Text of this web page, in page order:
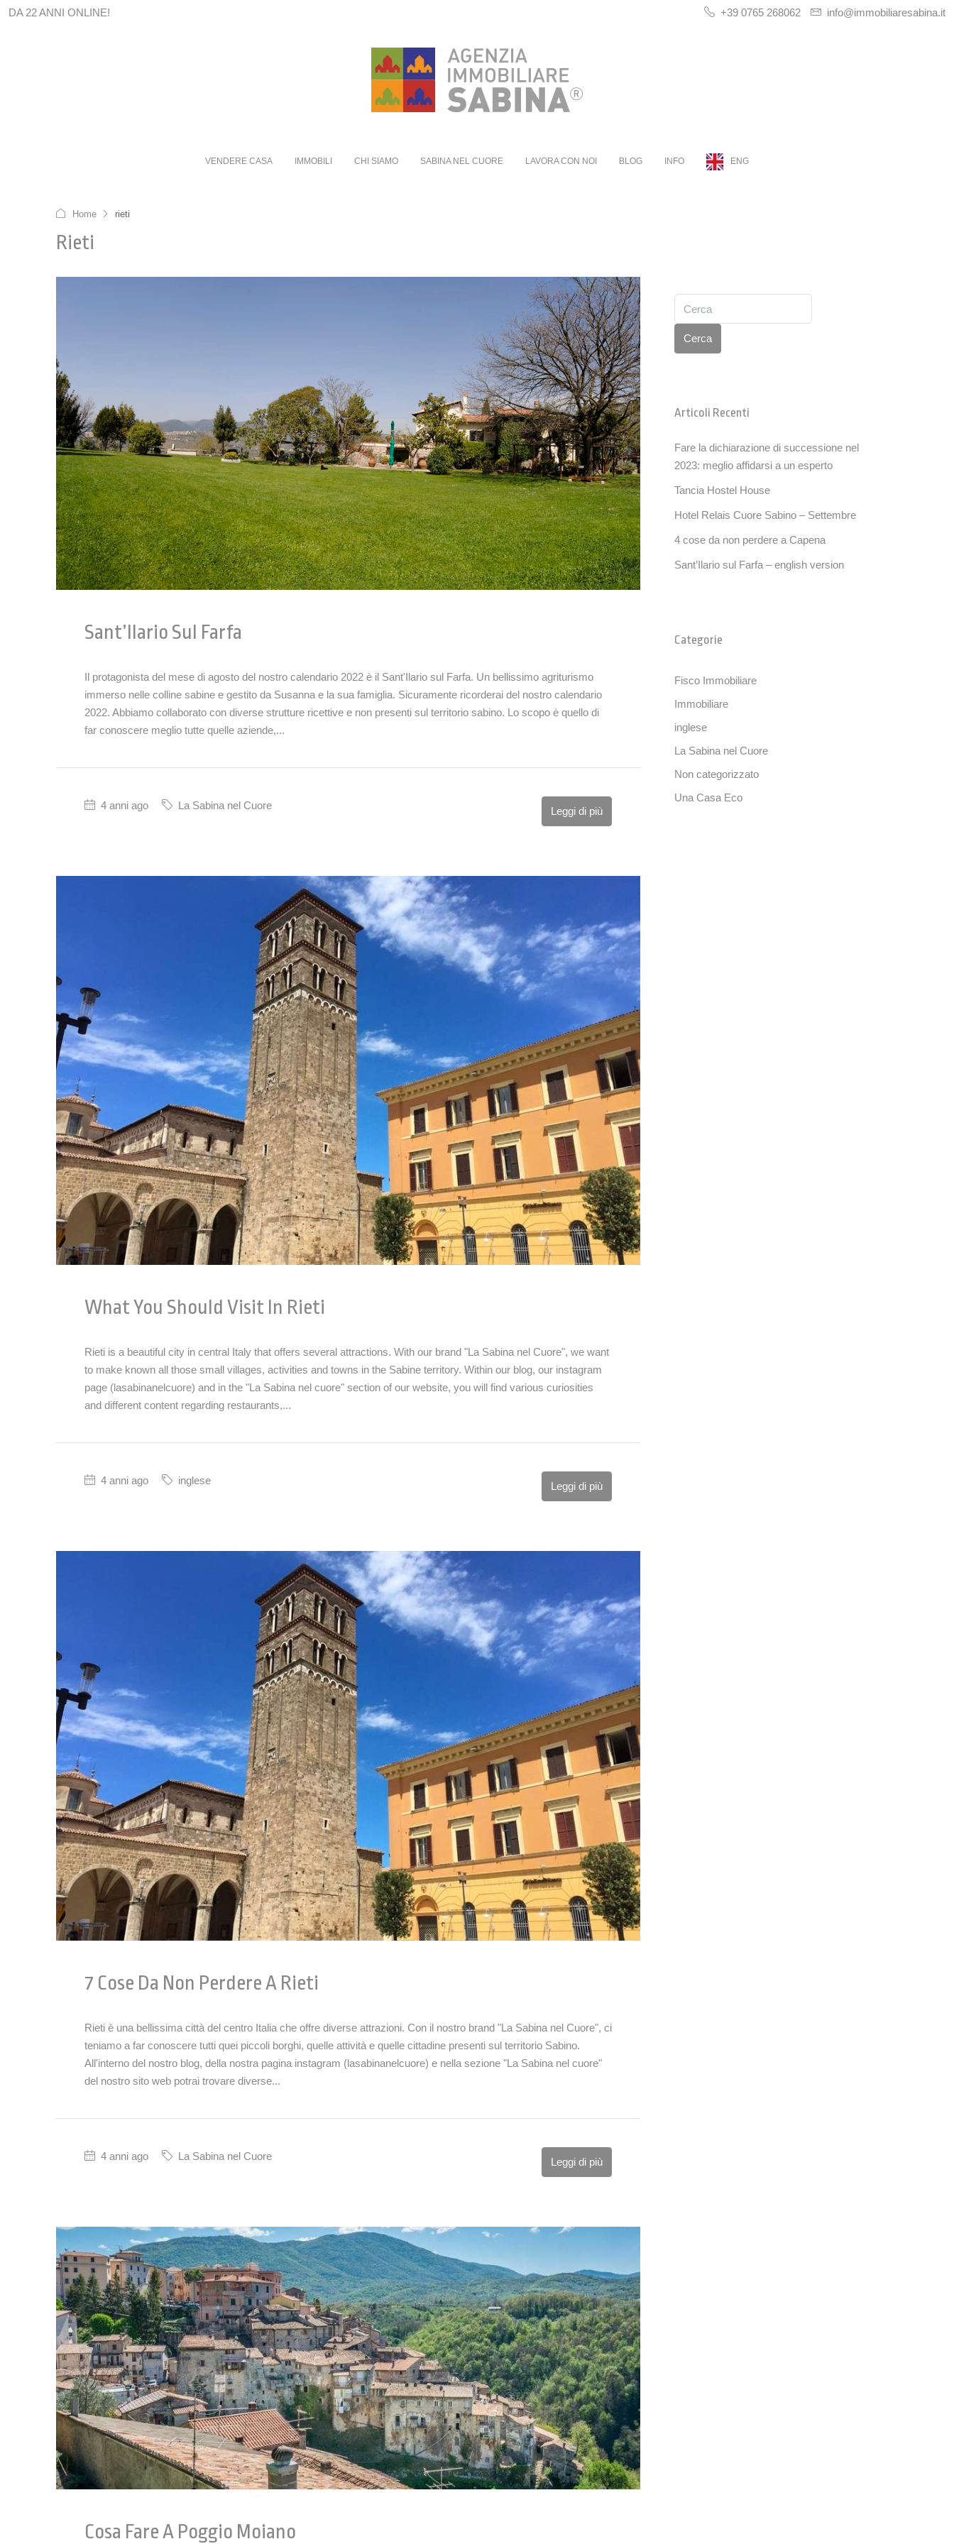
DA 22 ANNI ONLINE! +39 0765 268062 info@immobiliaresabina.it
VENDERE CASA IMMOBILI CHI SIAMO SABINA NEL CUORE LAVORA CON NOI BLOG INFO ENG
Home rieti
Rieti
Sant’Ilario Sul Farfa
Il protagonista del mese di agosto del nostro calendario 2022 è il Sant'Ilario sul Farfa. Un bellissimo agriturismo
immerso nelle colline sabine e gestito da Susanna e la sua famiglia. Sicuramente ricorderai del nostro calendario
2022. Abbiamo collaborato con diverse strutture ricettive e non presenti sul territorio sabino. Lo scopo è quello di
far conoscere meglio tutte quelle aziende,...
4 anni ago La Sabina nel Cuore Leggi di più
What You Should Visit In Rieti
Rieti is a beautiful city in central Italy that offers several attractions. With our brand "La Sabina nel Cuore", we want
to make known all those small villages, activities and towns in the Sabine territory. Within our blog, our instagram
page (lasabinanelcuore) and in the "La Sabina nel cuore" section of our website, you will find various curiosities
and different content regarding restaurants,...
4 anni ago inglese Leggi di più
7 Cose Da Non Perdere A Rieti
Rieti è una bellissima città del centro Italia che offre diverse attrazioni. Con il nostro brand "La Sabina nel Cuore", ci
teniamo a far conoscere tutti quei piccoli borghi, quelle attività e quelle cittadine presenti sul territorio Sabino.
All'interno del nostro blog, della nostra pagina instagram (lasabinanelcuore) e nella sezione "La Sabina nel cuore"
del nostro sito web potrai trovare diverse...
4 anni ago La Sabina nel Cuore Leggi di più
Cosa Fare A Poggio Moiano
Cerca
Articoli Recenti
Fare la dichiarazione di successione nel
2023: meglio affidarsi a un esperto
Tancia Hostel House
Hotel Relais Cuore Sabino – Settembre
4 cose da non perdere a Capena
Sant’Ilario sul Farfa – english version
Categorie
Fisco Immobiliare
Immobiliare
inglese
La Sabina nel Cuore
Non categorizzato
Una Casa Eco